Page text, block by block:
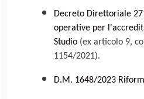
Decreto Direttoriale
operative per
Studio (ex articolo 9,
1154/2021).
D.M. 1648/2023